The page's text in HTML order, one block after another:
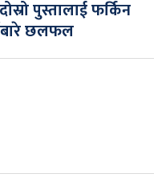
पुस्तालाई फर्किन
छलफल